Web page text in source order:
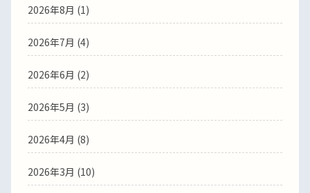
2026年8月 (1)
2026年7月 (4)
2026年6月 (2)
2026年5月 (3)
2026年4月 (8)
2026年3月 (10)